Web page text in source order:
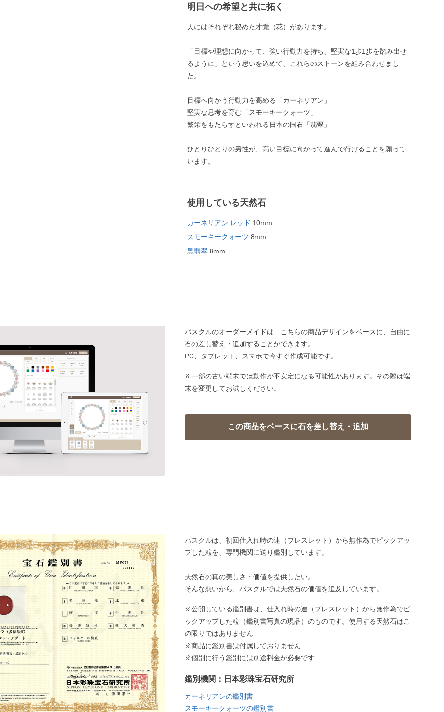
明日への希望と共に拓く
人にはそれぞれ秘めた才覚（花）があります。
「目標や理想に向かって、強い行動力を持ち、堅実な1歩1歩を踏み出せ
るように」という思いを込めて、これらのストーンを組み合わせまし
た。
目標へ向かう行動力を高める「カーネリアン」
堅実な思考を育む「スモーキークォーツ」
繁栄をもたらすといわれる日本の国石「翡翠」
ひとりひとりの男性が、高い目標に向かって進んで行けることを願って
います。
使用している天然石
カーネリアン レッド 10mm
スモーキークォーツ 8mm
黒翡翠8mm
パスクルのオーダーメイドは、こちらの商品デザインをベースに、自由に
石の差し替え・追加することができます。
PC、タブレット、スマホで今すぐ作成可能です。
※一部の古い端末では動作が不安定になる可能性があります。その際は端
末を変更してお試しください。
パスクルは、初回仕入れ時の連（ブレスレット）から無作為でピックアッ
プした粒を、専門機関に送り鑑別しています。
天然石の真の美しさ・価値を提供したい。
そんな想いから、パスクルでは天然石の価値を追及しています。
※公開している鑑別書は、仕入れ時の連（ブレスレット）から無作為でピ
ックアップした粒（鑑別書写真の現品）のものです。使用する天然石はこ
の限りではありません
※商品に鑑別書は付属しておりません
※個別に行う鑑別には別途料金が必要です
鑑別機関：日本彩珠宝石研究所
カーネリアンの鑑別書
スモーキークォーツの鑑別書